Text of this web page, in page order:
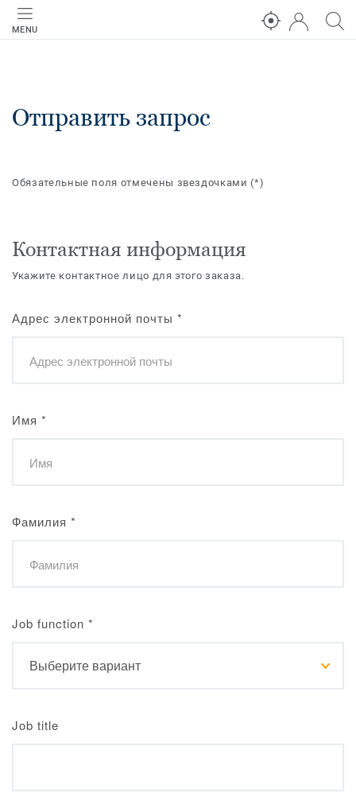
MENU
Отправить запрос
Обязательные поля отмечены звездочками(*)
Контактная информация
Укажите контактное лицо для этого заказа.
Адрес электронной почты *
Имя *
Фамилия *
Job function *
Job title